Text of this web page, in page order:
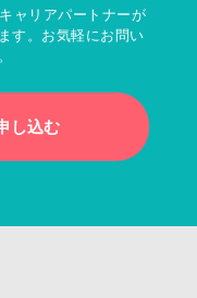
ャリアパートナーが
す。お気軽にお問い
し込む